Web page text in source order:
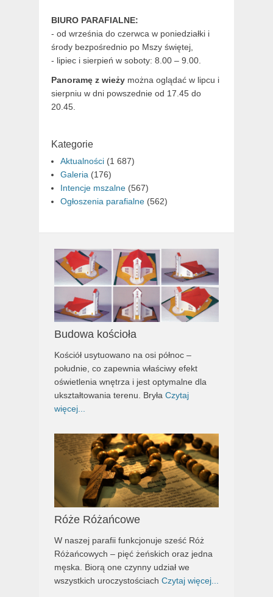
BIURO PARAFIALNE:
- od września do czerwca w poniedziałki i
środy bezpośrednio po Mszy świętej,
- lipiec i sierpień w soboty: 8.00 – 9.00.
Panoramę z wieży można oglądać w lipcu i
sierpniu w dni powszednie od 17.45 do
20.45.
Kategorie
Aktualności (1 687)
Galeria (176)
Intencje mszalne (567)
Ogłoszenia parafialne (562)
Budowa kościoła
Kościół usytuowano na osi północ –
południe, co zapewnia właściwy efekt
oświetlenia wnętrza i jest optymalne dla
ukształtowania terenu. Bryła Czytaj
więcej...
Róże Różańcowe
W naszej parafii funkcjonuje sześć Róż
Różańcowych – pięć żeńskich oraz jedna
męska. Biorą one czynny udział we
wszystkich uroczystościach Czytaj więcej...